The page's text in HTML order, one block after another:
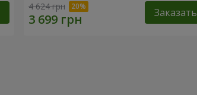
4 624 грн Заказать